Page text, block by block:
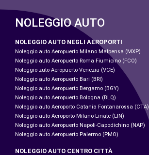
NOLEGGIO AUTO
NOLEGGIO AUTO NEGLI AEROPORTI
Noleggio auto Aeropuerto Milano Malpensa (MXP)
Noleggio auto Aeropuerto Roma Fiumicino (FCO)
Noleggio zuto Aeropuerto Venezia (VCE)
Noleggio auto Aeropuerto Bari (BRI)
Noleggio auto Aeropuerto Bergamo (BGY)
Noleggio auto Aeropuerto Bologna (BLQ)
Noleggio auto Aeroporto Catania Fontanarossa (CTA)
Noleggio auto Aeroporto Milano Linate (LIN)
Noleggio auto Aeropuerto Napoli-Capodichino (NAP)
Noleggio auto Aeropuerto Palermo (PMO)
NOLEGGIO AUTO CENTRO CITTÀ